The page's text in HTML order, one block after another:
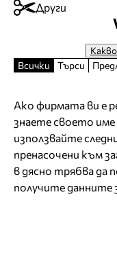
Други
Всички
Търси
Ако фирмата ви е
знаете своето име
използвайте
пренасочени към
в дясно трябва да
получите данните